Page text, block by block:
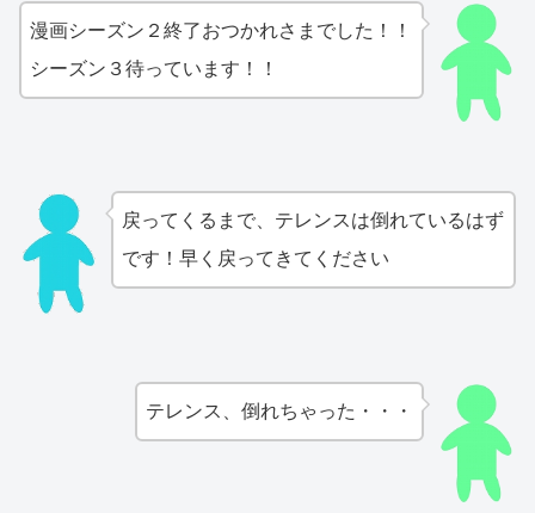
漫画シーズン２終了おつかれさまでした！！
シーズン３待っています！！
戻ってくるまで、テレンスは倒れているはず
です！早く戻ってきてください
テレンス、倒れちゃった・・・